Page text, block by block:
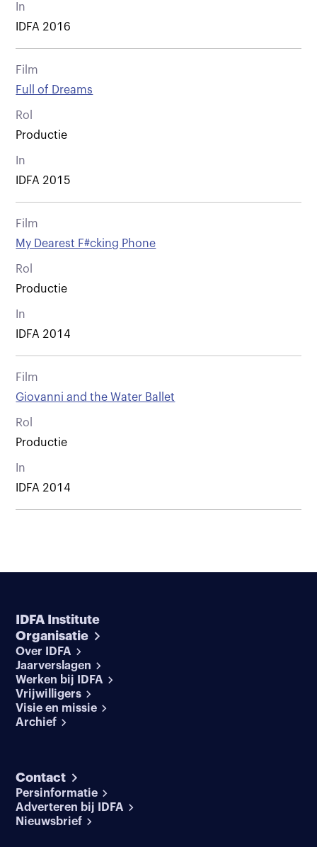
In
IDFA 2016
Film
Full of Dreams
Rol
Productie
In
IDFA 2015
Film
My Dearest F#cking Phone
Rol
Productie
In
IDFA 2014
Film
Giovanni and the Water Ballet
Rol
Productie
In
IDFA 2014
IDFA Institute
Organisatie
Over IDFA
Jaarverslagen
Werken bij IDFA
Vrijwilligers
Visie en missie
Archief
Contact
Persinformatie
Adverteren bij IDFA
Nieuwsbrief